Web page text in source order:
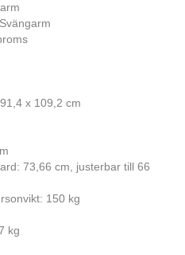
x 109,2 cm
73,66 cm, justerbar till 66
150 kg
kg